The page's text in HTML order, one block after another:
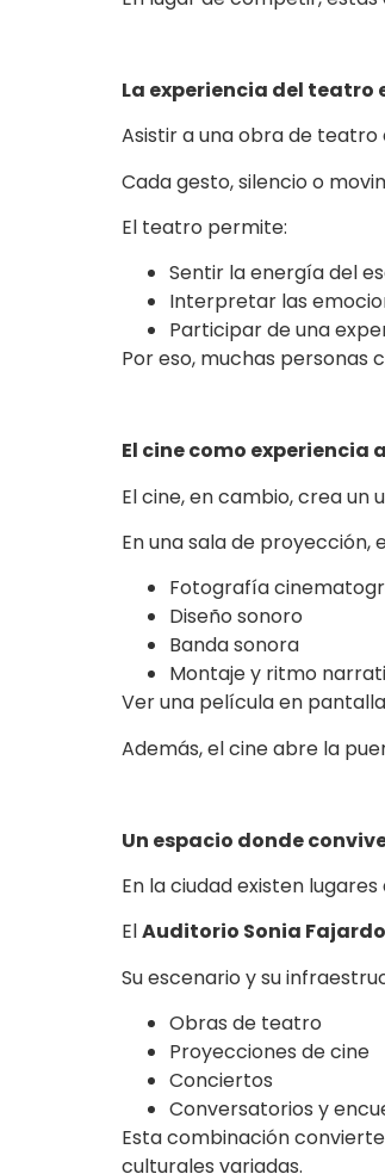
La experiencia del teatro
Asistir a una obra de
Cada gesto, silencio o
El teatro permite:
Sentir la energía del
Interpretar las
Participar de una
Por eso, muchas personas
El cine como
El cine, en cambio, crea un
En una sala de proyección,
Fotografía
Diseño sonoro
Banda sonora
Montaje y ritmo
Ver una película en
Además, el cine abre la
Un espacio donde
En la ciudad existen
ElAuditorio Sonia
Su escenario y su
Obras de teatro
Proyecciones de cine
Conciertos
Conversatorios y
Esta combinación
culturales variadas.